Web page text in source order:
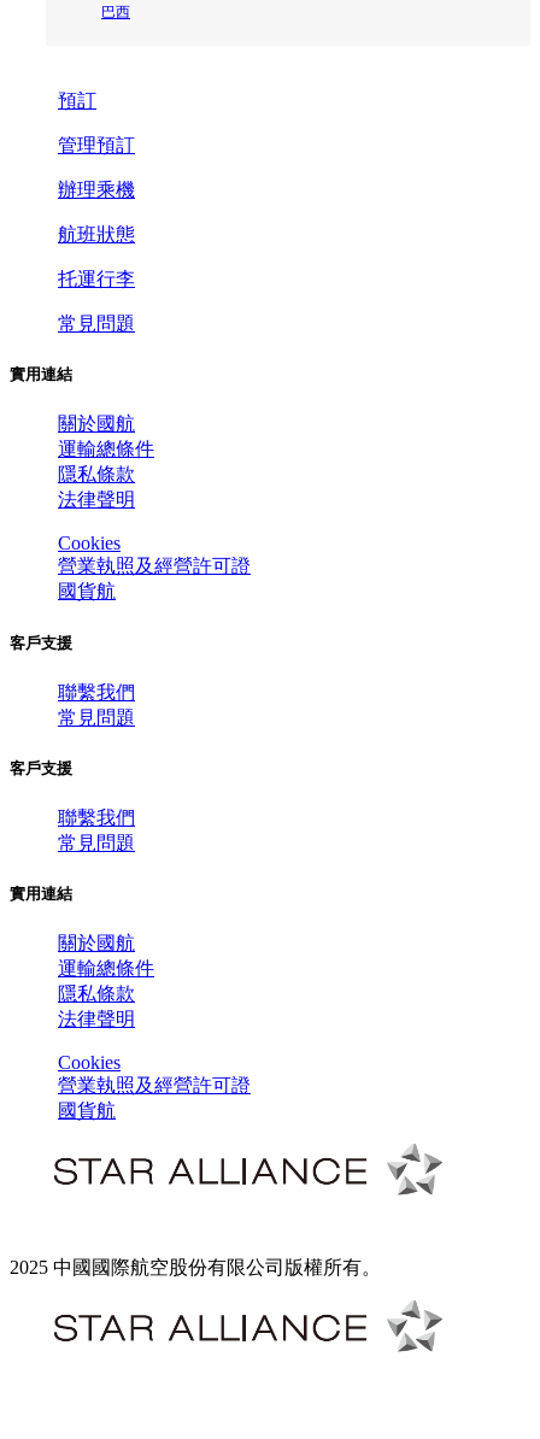
巴西
預訂
管理預訂
辦理乘機
航班狀態
托運行李
常見問題
實用連結
關於國航
運輸總條件
隱私條款
法律聲明
Cookies
營業執照及經營許可證
國貨航
客戶支援
聯繫我們
常見問題
客戶支援
聯繫我們
常見問題
實用連結
關於國航
運輸總條件
隱私條款
法律聲明
Cookies
營業執照及經營許可證
國貨航
2025 中國國際航空股份有限公司版權所有。